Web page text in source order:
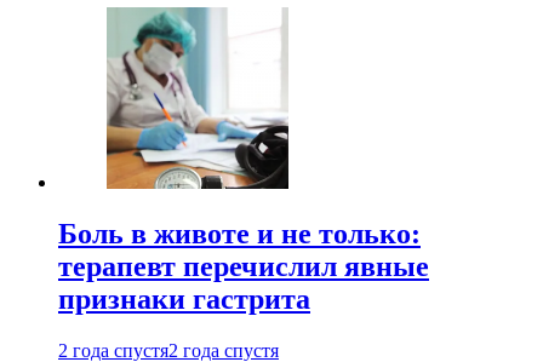
Боль в животе и не только:
терапевт перечислил явные
признаки гастрита
2 года спустя2 года спустя